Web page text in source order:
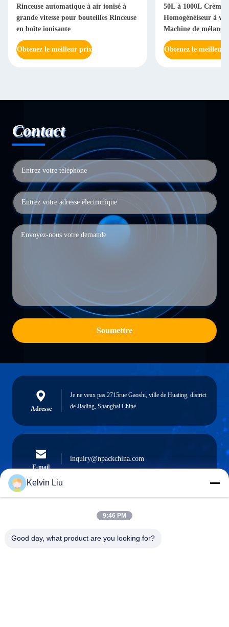
Rinceuse automatique à air ionisé à
grande vitesse pour bouteilles Rinceuse
en boîte ionisante
Obtenez le meilleur prix
50L à 1000L Crème
Homogénéiseur à
Machine de mélange
transfert de vide
Obtenez le meilleur
Contact
Soumettre
Adresse
Je ne veux pas.2715rue Gaoshi, ville de Huating, district
de Jiading, Shanghai Chine
E-mail
inquiry@npackchina.com
0086-21-66035560
Kelvin Liu
9:46 PM
Good day, what product are you looking for?